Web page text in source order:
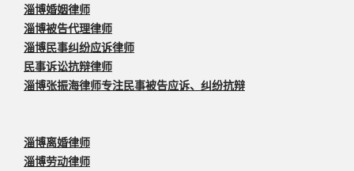
淄博婚姻律师
淄博被告代理律师
淄博民事纠纷应诉律师
民事诉讼抗辩律师
淄博张振海律师专注民事被告应诉、纠纷抗辩
淄博离婚律师
淄博劳动律师